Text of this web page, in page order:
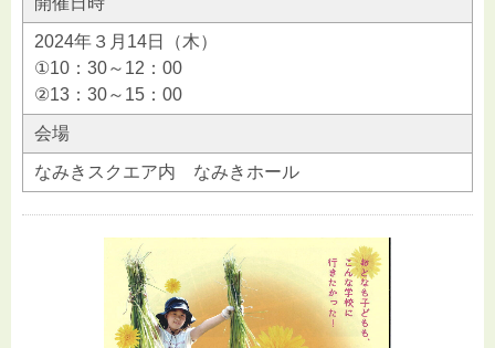
2024年３月14日（木）
①10：30～12：00
②13：30～15：00
会場
なみきスクエア内 なみきホール